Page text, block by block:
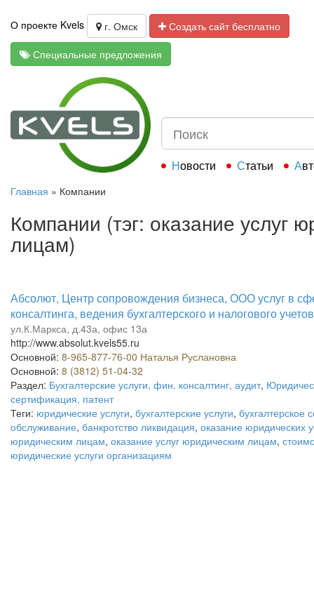
О проекте Kvels г. Омск
Создать сайт бесплатно
Специальные предложения
Новости Статьи
Главная » Компании
Компании (тэг: оказание услуг
лицам)
Абсолют, Центр сопровождения бизнеса, ООО услуг в
консалтинга, ведения бухгалтерского и налогового учетов
ул.К.Маркса, д.43а, офис 13а
http://www.absolut.kvels55.ru
Основной: 8-965-877-76-00 Наталья Руслановна
Основной: 8 (3812) 51-04-32
Раздел: Бухгалтерские услуги, фин. консалтинг, аудит,
сертификация, патент
Теги: юридические услуги, бухгалтерские услуги, бухгалтерское
обслуживание, банкротство ликвидация, оказание юридических
юридическим лицам, оказание услуг юридическим лицам,
юридические услуги организациям